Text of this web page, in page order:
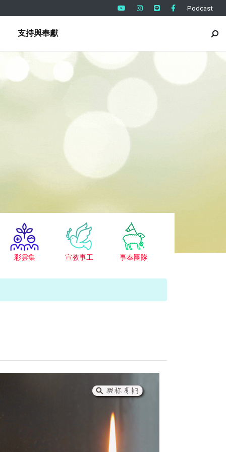
Podcast
支持與奉獻
彩雲集 宣教事工 事奉團隊